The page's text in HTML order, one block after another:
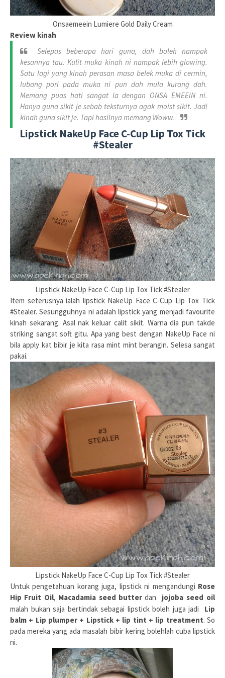
Onsaemeein Lumiere Gold Daily Cream
Review kinah
Selepas beberapa hari guna, dah boleh nampak
kesannya tau. Kulit muka kinah ni nampak lebih glowing.
Satu lagi yang kinah perasan masa belek muka di cermin,
lubang pori pada muka ni pun dah mula kurang dah.
Memang puas hati sangat la dengan ONSA EMEEIN ni.
Hanya guna sikit je sebab teksturnya agak moist sikit. Jadi
kinah guna sikit je. Tapi hasilnya memang Woww.
Lipstick NakeUp Face C-Cup Lip Tox Tick
#Stealer
Lipstick NakeUp Face C-Cup Lip Tox Tick #Stealer
Item seterusnya ialah lipstick NakeUp Face C-Cup Lip Tox Tick
#Stealer. Sesungguhnya ni adalah lipstick yang menjadi favourite
kinah sekarang. Asal nak keluar calit sikit. Warna dia pun takde
striking sangat soft gitu. Apa yang best dengan NakeUp Face ni
bila apply kat bibir je kita rasa mint mint berangin. Selesa sangat
pakai.
Lipstick NakeUp Face C-Cup Lip Tox Tick #Stealer
Untuk pengetahuan korang juga, lipstick ni mengandungi Rose
Hip Fruit Oil, Macadamia seed butter dan jojoba seed oil
malah bukan saja bertindak sebagai lipstick boleh juga jadi Lip
balm + Lip plumper + Lipstick + lip tint + lip treatment. So
pada mereka yang ada masalah bibir kering bolehlah cuba lipstick
ni.